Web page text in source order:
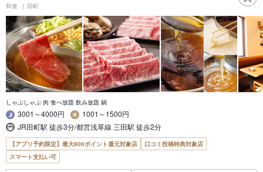
和食 田町
しゃぶしゃぶ 肉 食べ放題 飲み放題 鍋
3001～4000円
1001～1500円
JR田町駅 徒歩3分/都営浅草線 三田駅 徒歩2分
【アプリ予約限定】最大800ポイント還元対象店
口コミ投稿特典対象店
スマート支払い可